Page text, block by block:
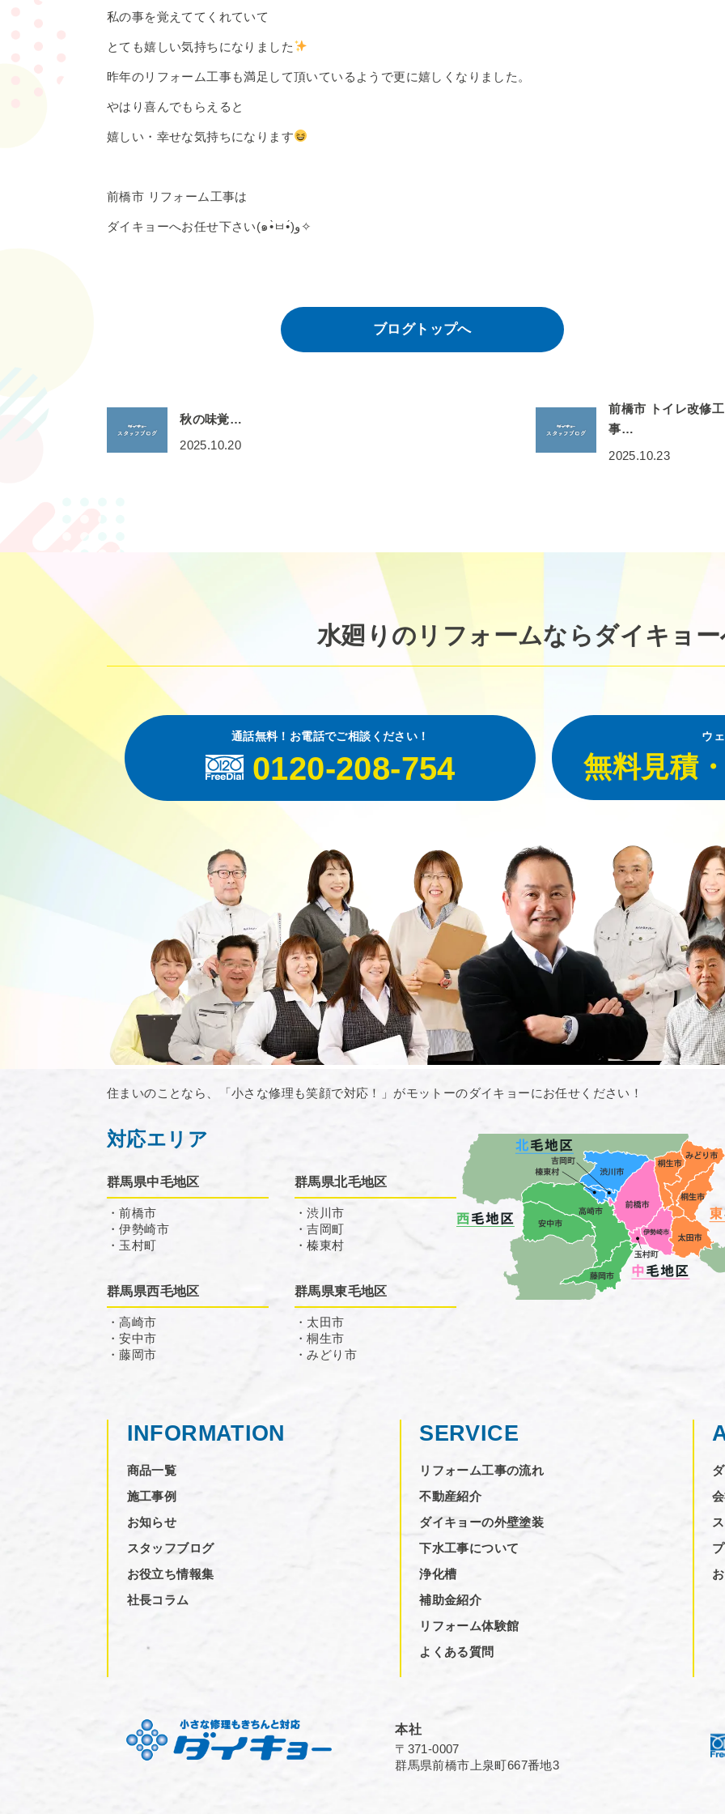
私の事を覚えててくれていて
とても嬉しい気持ちになりました
昨年のリフォーム工事も満足して頂いているようで更に嬉しくなりました。
やはり喜んでもらえると
嬉しい・幸せな気持ちになります
前橋市 リフォーム工事は
ダイキョーへお任せ下さい(๑•̀ㅂ•́)و✧
ブログトップへ
秋の味覚…
2025.10.20
前橋市 トイレ改修工
事…
2025.10.23
水廻りのリフォームならダイキョ
通話無料！お電話でご相談ください！
0120-208-754
ウ
無料見積
住まいのことなら、「小さな修理も笑顔で対応！」がモットーのダイキョーにお任せください！
対応エリア
群馬県中毛地区
・前橋市
・伊勢崎市
・玉村町
群馬県北毛地区
・渋川市
・吉岡町
・榛東村
群馬県西毛地区
・高崎市
・安中市
・藤岡市
群馬県東毛地区
・太田市
・桐生市
・みどり市
INFORMATION
商品一覧
施工事例
お知らせ
スタッフブログ
お役立ち情報集
社長コラム
SERVICE
リフォーム工事の流れ
不動産紹介
ダイキョーの外壁塗装
下水工事について
浄化槽
補助金紹介
リフォーム体験館
よくある質問
本社
〒371-0007
群馬県前橋市上泉町667番地3